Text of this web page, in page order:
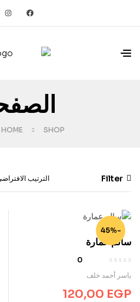
HOME SHOP
Filter
-45%
سالم عمارة
0
ياسر أحمد خلف
120,00 EGP